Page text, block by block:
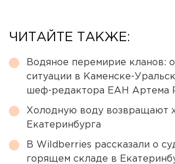
ЧИТАЙТЕ ТАКЖЕ:
Водяное перемирие кланов:
ситуации в Каменске-
шеф-редактора ЕАН Артема
Холодную воду возвращают
Екатеринбурга
В Wildberries рассказали о
горящем складе в